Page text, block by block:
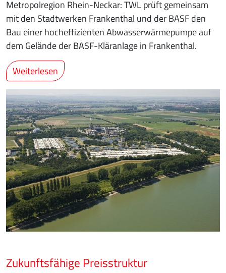
Metropolregion Rhein-Neckar: TWL prüft gemeinsam
mit den Stadtwerken Frankenthal und der BASF den
Bau einer hocheffizienten Abwasserwärmepumpe auf
dem Gelände der BASF-Kläranlage in Frankenthal.
Weiterlesen
Zukunftsfähige Preisstruktur